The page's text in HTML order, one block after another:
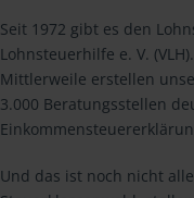
Seit 1972 gibt es den
Lohnsteuerhilfe e. V.
Mittlerweile erstellen
3.000 Beratungsstellen
Und das ist noch nicht